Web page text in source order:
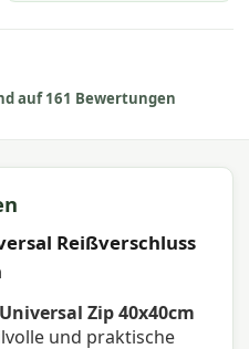
auf 161 Bewertungen
Reißverschluss
Zip 40x40cm
und praktische